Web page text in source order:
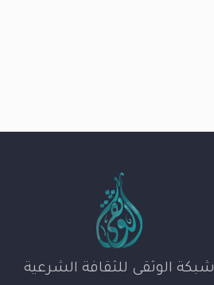
شبكة الوثقى للثقافة الشرعية